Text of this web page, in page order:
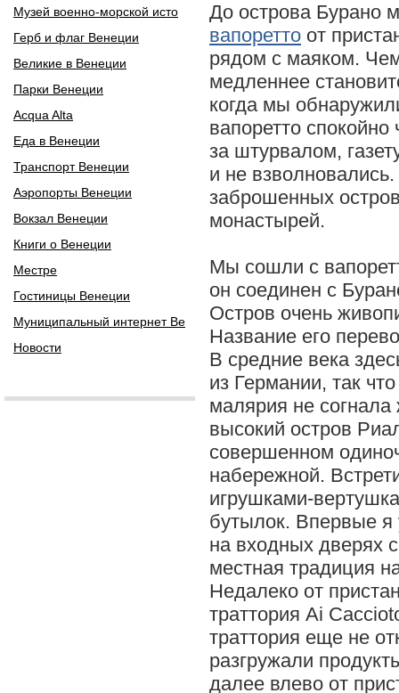
Музей военно-морской исто
Герб и флаг Венеции
Великие в Венеции
Парки Венеции
Acqua Alta
Еда в Венеции
Транспорт Венеции
Аэропорты Венеции
Вокзал Венеции
Книги о Венеции
Местре
Гостиницы Венеции
Муниципальный интернет Ве
Новости
До острова Бурано
вапоретто от
рядом с маяком.
медленнее
когда мы
вапоретто
за штурвалом,
и не
заброшенных
монастырей.
Мы сошли с
он соединен с
Остров очень
Название его
В средние века
из Германии, так
малярия не
высокий остров
совершенном
набережной.
игрушками-
бутылок. Впервые я
на входных дверях
местная традиция
Недалеко от
траттория Ai
траттория еще не
разгружали
далее влево от